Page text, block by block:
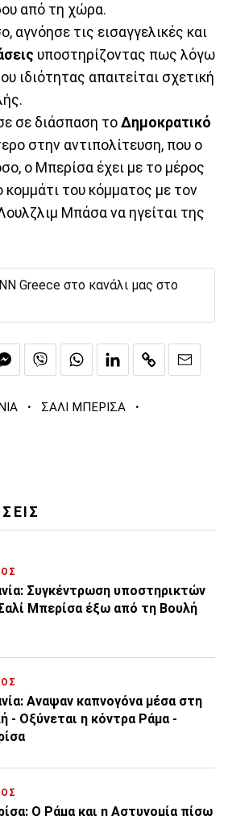
από τη χώρα.
αγνόησε τις εισαγγελικές και
υποστηρίζοντας πως λόγω
ιδιότητας απαιτείται σχετική
σε διάσπαση το Δημοκρατικό
στην αντιπολίτευση, που ο
ο Μπερίσα έχει με το μέρος
κομμάτι του κόμματος με τον
Μπάσα να ηγείται της
Greece στο κανάλι μας στο
· ΣΑΛΙ ΜΠΕΡΙΣΑ ·
Συγκέντρωση υποστηρικτών
Μπερίσα έξω από τη Βουλή
Αναψαν καπνογόνα μέσα στη
- Οξύνεται η κόντρα Ράμα -
Ο Ράμα και η Αστυνομία πίσω